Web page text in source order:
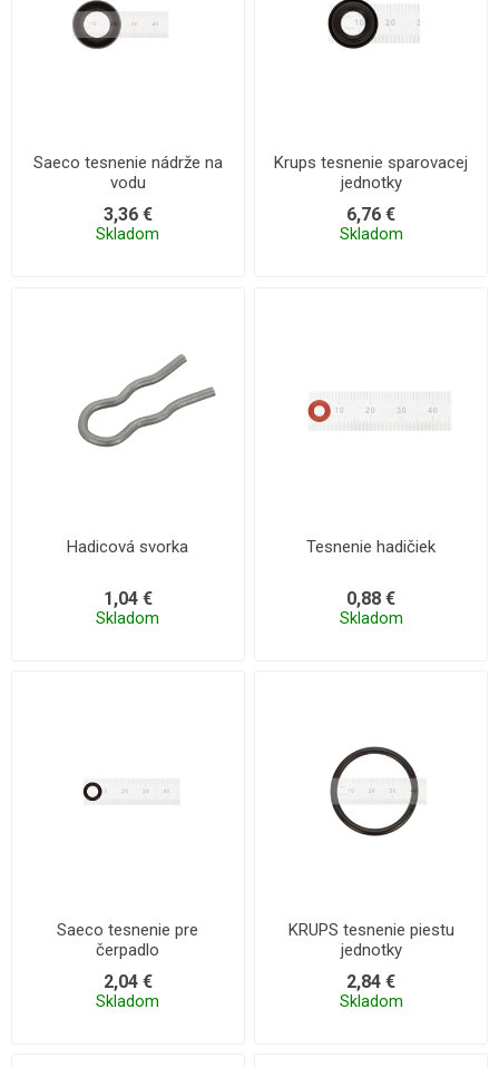
Saeco tesnenie nádrže na
vodu
3,36 €
Skladom
Krups tesnenie sparovacej
jednotky
6,76 €
Skladom
Hadicová svorka
1,04 €
Skladom
Tesnenie hadičiek
0,88 €
Skladom
Saeco tesnenie pre
čerpadlo
2,04 €
Skladom
KRUPS tesnenie piestu
jednotky
2,84 €
Skladom